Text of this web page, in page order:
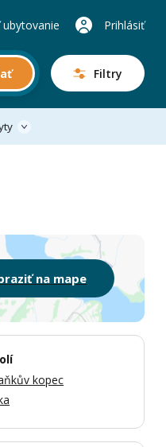
Filtry
ubytovanie Prihlásiť
kaďa Pri lese
na mape
kopec